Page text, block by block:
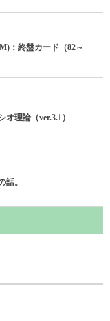
：終盤カード（82～
理論（ver.3.1）
話。